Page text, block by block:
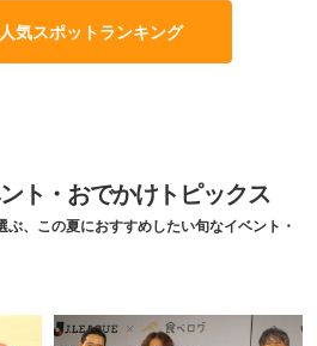
気スポットランキング
ト・おでかけトピックス
ぶ、この夏におすすめしたい旬なイベント・